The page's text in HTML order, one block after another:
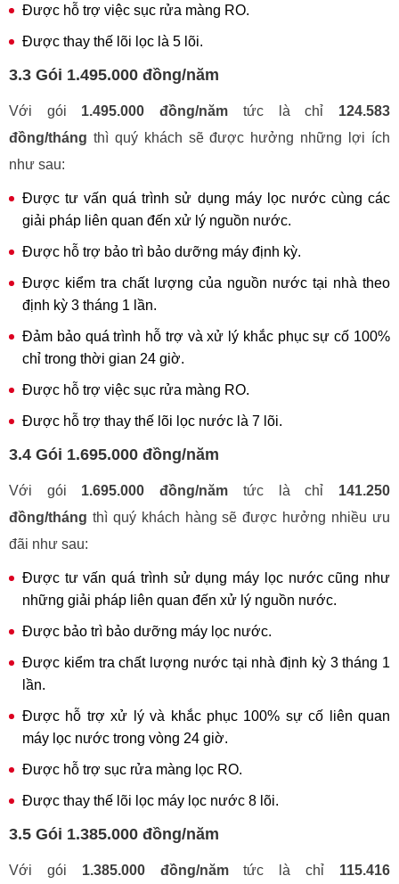
Được hỗ trợ việc sục rửa màng RO.
Được thay thế lõi lọc là 5 lõi.
3.3 Gói 1.495.000 đồng/năm
Với gói 1.495.000 đồng/năm tức là chỉ 124.583
đồng/tháng thì quý khách sẽ được hưởng những lợi ích
như sau:
Được tư vấn quá trình sử dụng máy lọc nước cùng các
giải pháp liên quan đến xử lý nguồn nước.
Được hỗ trợ bảo trì bảo dưỡng máy định kỳ.
Được kiểm tra chất lượng của nguồn nước tại nhà theo
định kỳ 3 tháng 1 lần.
Đảm bảo quá trình hỗ trợ và xử lý khắc phục sự cố 100%
chỉ trong thời gian 24 giờ.
Được hỗ trợ việc sục rửa màng RO.
Được hỗ trợ thay thế lõi lọc nước là 7 lõi.
3.4 Gói 1.695.000 đồng/năm
Với gói 1.695.000 đồng/năm tức là chỉ 141.250
đồng/tháng thì quý khách hàng sẽ được hưởng nhiều ưu
đãi như sau:
Được tư vấn quá trình sử dụng máy lọc nước cũng như
những giải pháp liên quan đến xử lý nguồn nước.
Được bảo trì bảo dưỡng máy lọc nước.
Được kiểm tra chất lượng nước tại nhà định kỳ 3 tháng 1
lần.
Được hỗ trợ xử lý và khắc phục 100% sự cố liên quan
máy lọc nước trong vòng 24 giờ.
Được hỗ trợ sục rửa màng lọc RO.
Được thay thế lõi lọc máy lọc nước 8 lõi.
3.5 Gói 1.385.000 đồng/năm
Với gói 1.385.000 đồng/nămtức là chỉ 115.416